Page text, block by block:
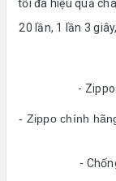
tối đa hiệu quả
20 lần, 1 lần 3
-
- Zippo chính
-